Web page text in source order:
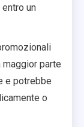
un
parte
e potrebbe
o